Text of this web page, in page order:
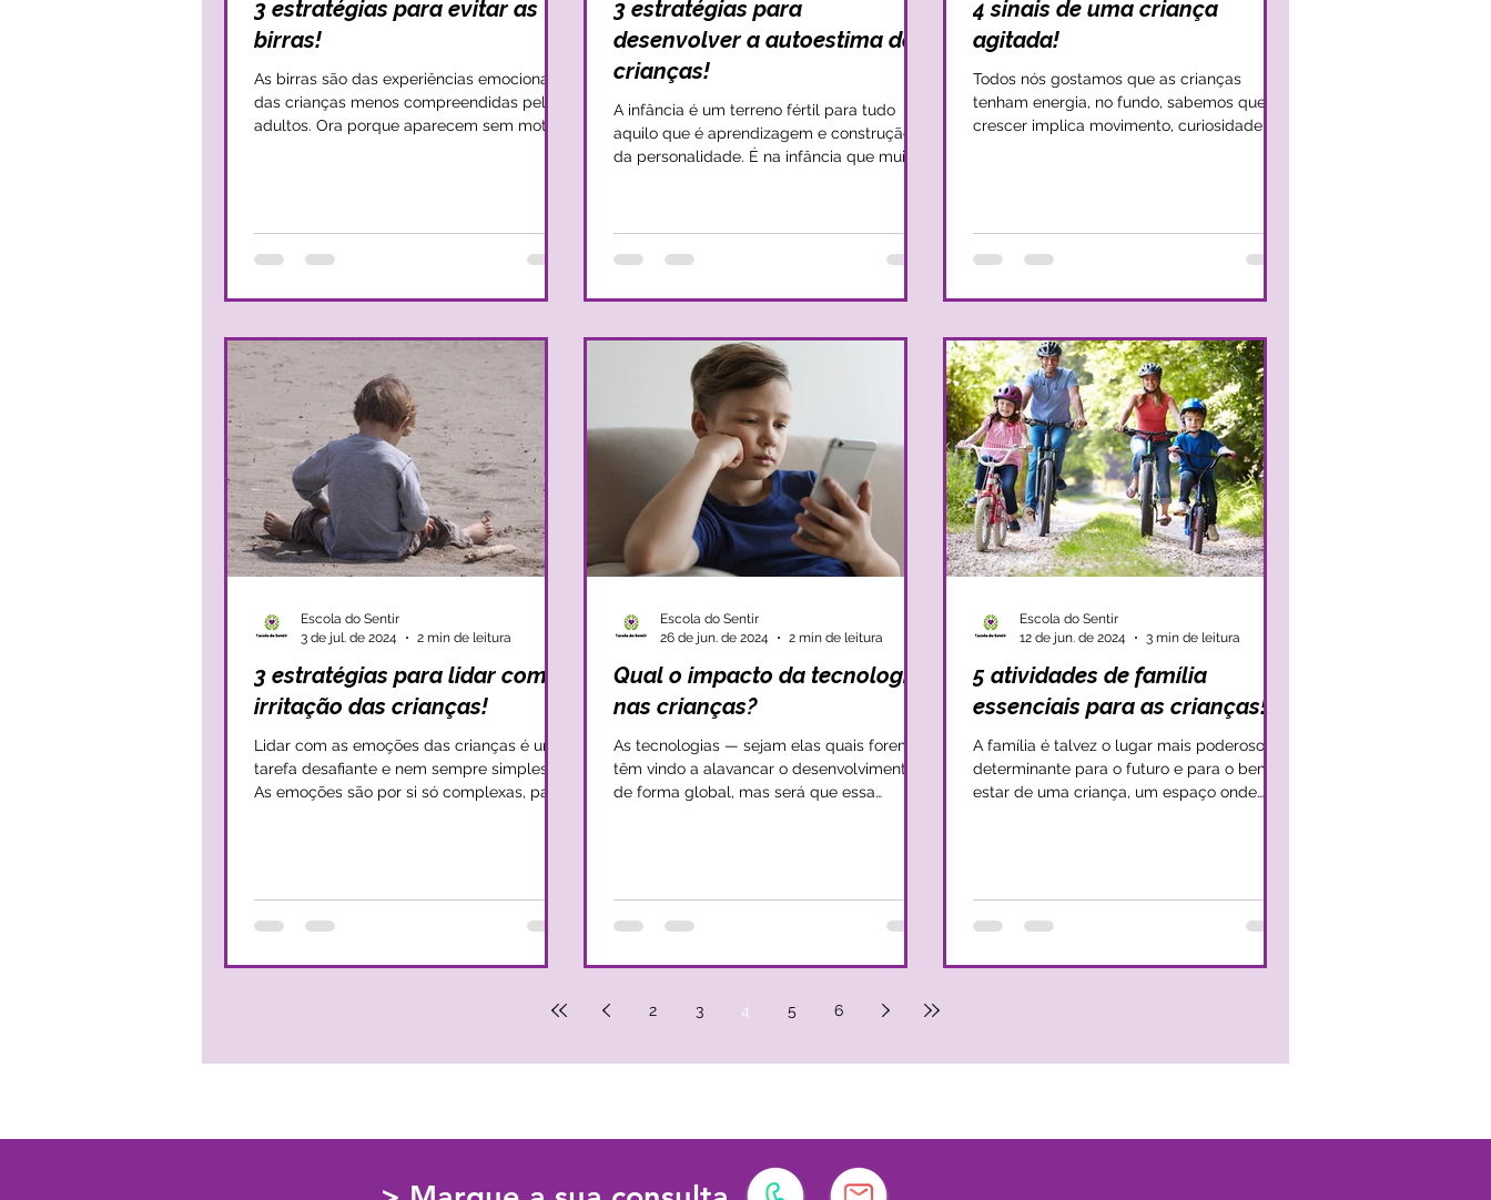
3 estratégias para evitar as
birras!
As birras são das experiências emocionais
das crianças menos compreendidas pelos
adultos. Ora porque aparecem sem motivo
3 estratégias para
desenvolver a autoestima das
crianças!
A infância é um terreno fértil para tudo
aquilo que é aprendizagem e construção
da personalidade. É na infância que muitos
4 sinais de uma criança
agitada!
Todos nós gostamos que as crianças
tenham energia, no fundo, sabemos que
crescer implica movimento, curiosidade,
3 estratégias para lidar com a
irritação das crianças!
Lidar com as emoções das crianças é uma
tarefa desafiante e nem sempre simples.
As emoções são por si só complexas, para
Escola do Sentir
3 de jul. de 2024
2 min de leitura
Qual o impacto da tecnologia
nas crianças?
As tecnologias — sejam elas quais forem —
têm vindo a alavancar o desenvolvimento
de forma global, mas será que essa
Escola do Sentir
26 de jun. de 2024
2 min de leitura
5 atividades de família
essenciais para as crianças!
A família é talvez o lugar mais poderoso e
determinante para o futuro e para o bem-
estar de uma criança, um espaço onde
Escola do Sentir
12 de jun. de 2024
3 min de leitura
2 3 4 5 6